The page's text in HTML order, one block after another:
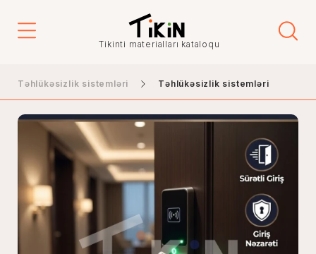
Tikinti materialları kataloqu
Təhlükəsizlik sistemləri Təhlükəsizlik sistemləri